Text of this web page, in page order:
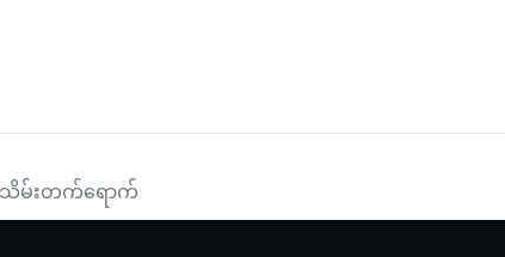
ကို ပါဝင်ပြသခဲ့ဟု နစကထုတ်ပြန်
သိမ်းတက်ရောက်